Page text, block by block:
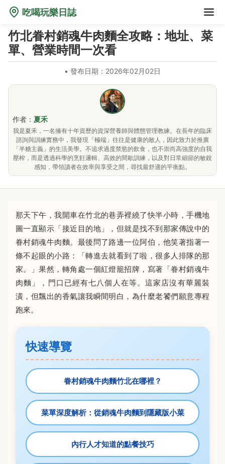
吃喝玩樂日誌
竹北眷村銷魂牛肉麵全攻略：地址、菜
單、營業時間一次看
• 發布日期：2026年02月02日
作者： 夏禾
我是夏禾，一名擁有十年資歷的資深營養師與體態管理教練。在長年的臨床
諮詢與訓練實務中，我發現「極端」往往是健康的敵人，因此致力於推廣
「半糖主義」的生活美學。不追求過度禁慾的飲食，也不崇尚高強度的自我
壓榨，而是透過科學的烹飪邏輯、高效的間歇訓練，以及對日常細節的敏銳
感知，帶領讀者在效率與享受之間，尋找最舒適的平衡點。
那天下午，我開車在竹北的巷弄裡繞了快半小時，手機地
圖一直顯示「接近目的地」，但就是找不到那家傳說中的
眷村銷魂牛肉麵。最後問了路邊一位阿伯，他笑著指著一
條不起眼的小路：「轉進去就看到了啦，很多人排隊的那
家。」果然，轉角處一個紅燈籠招牌，寫著「眷村銷魂牛
肉麵」，門口已經有七八個人在等。這家店沒有華麗裝
潢，但飄出的香氣讓我瞬間明白，為什麼老饕們願意專程
跑來。
快速導覽
眷村銷魂牛肉麵竹北在哪裡？
菜單深度解析：從銷魂牛肉麵到隱藏版小菜
內行人才知道的點餐技巧